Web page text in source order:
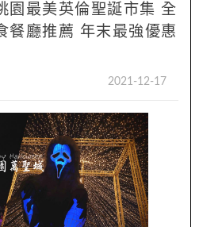
園最美英倫聖誕市集 全
餐廳推薦 年末最強優惠
2021-12-17